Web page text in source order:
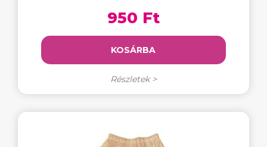
950 Ft
KOSÁRBA
Részletek >